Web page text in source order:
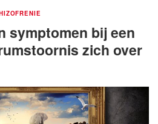
symptomen bij een
zich over